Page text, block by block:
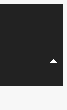
Mahdi i Obećani Mesija